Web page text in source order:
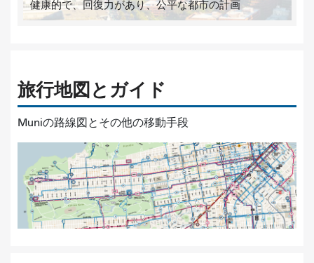
健康的で、回復力があり、公平な都市の計画
旅行地図とガイド
Muniの路線図とその他の移動手段